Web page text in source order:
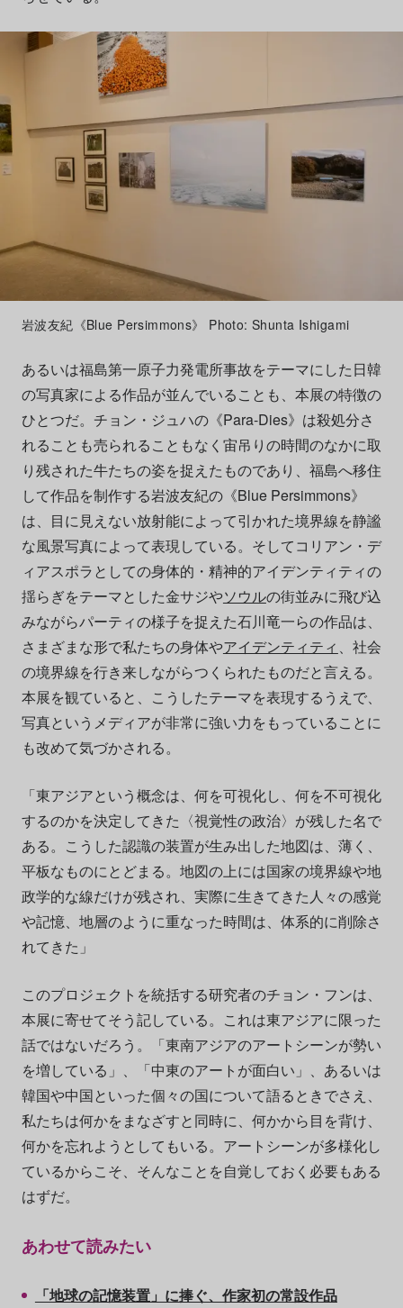
岩波友紀《Blue Persimmons》 Photo: Shunta Ishigami
あるいは福島第一原子力発電所事故をテーマにした日韓
の写真家による作品が並んでいることも、本展の特徴の
ひとつだ。チョン・ジュハの《Para-Dies》は殺処分さ
れることも売られることもなく宙吊りの時間のなかに取
り残された牛たちの姿を捉えたものであり、福島へ移住
して作品を制作する岩波友紀の《Blue Persimmons》
は、目に見えない放射能によって引かれた境界線を静謐
な風景写真によって表現している。そしてコリアン・デ
ィアスポラとしての身体的・精神的アイデンティティの
揺らぎをテーマとした金サジやソウルの街並みに飛び込
みながらパーティの様子を捉えた石川竜一らの作品は、
さまざまな形で私たちの身体やアイデンティティ 、社会
の境界線を行き来しながらつくられたものだと言える。
本展を観ていると、こうしたテーマを表現するうえで、
写真というメディアが非常に強い力をもっていることに
も改めて気づかされる。
「東アジアという概念は、何を可視化し、何を不可視化
するのかを決定してきた〈視覚性の政治〉が残した名で
ある。こうした認識の装置が生み出した地図は、薄く、
平板なものにとどまる。地図の上には国家の境界線や地
政学的な線だけが残され、実際に生きてきた人々の感覚
や記憶、地層のように重なった時間は、体系的に削除さ
れてきた」
このプロジェクトを統括する研究者のチョン・フンは、
本展に寄せてそう記している。これは東アジアに限った
話ではないだろう。「東南アジアのアートシーンが勢い
を増している」、「中東のアートが面白い」、あるいは
韓国や中国といった個々の国について語るときでさえ、
私たちは何かをまなざすと同時に、何かから目を背け、
何かを忘れようとしてもいる。アートシーンが多様化し
ているからこそ、そんなことを自覚しておく必要もある
はずだ。
あわせて読みたい
「地球の記憶装置」に捧ぐ、作家初の常設作品